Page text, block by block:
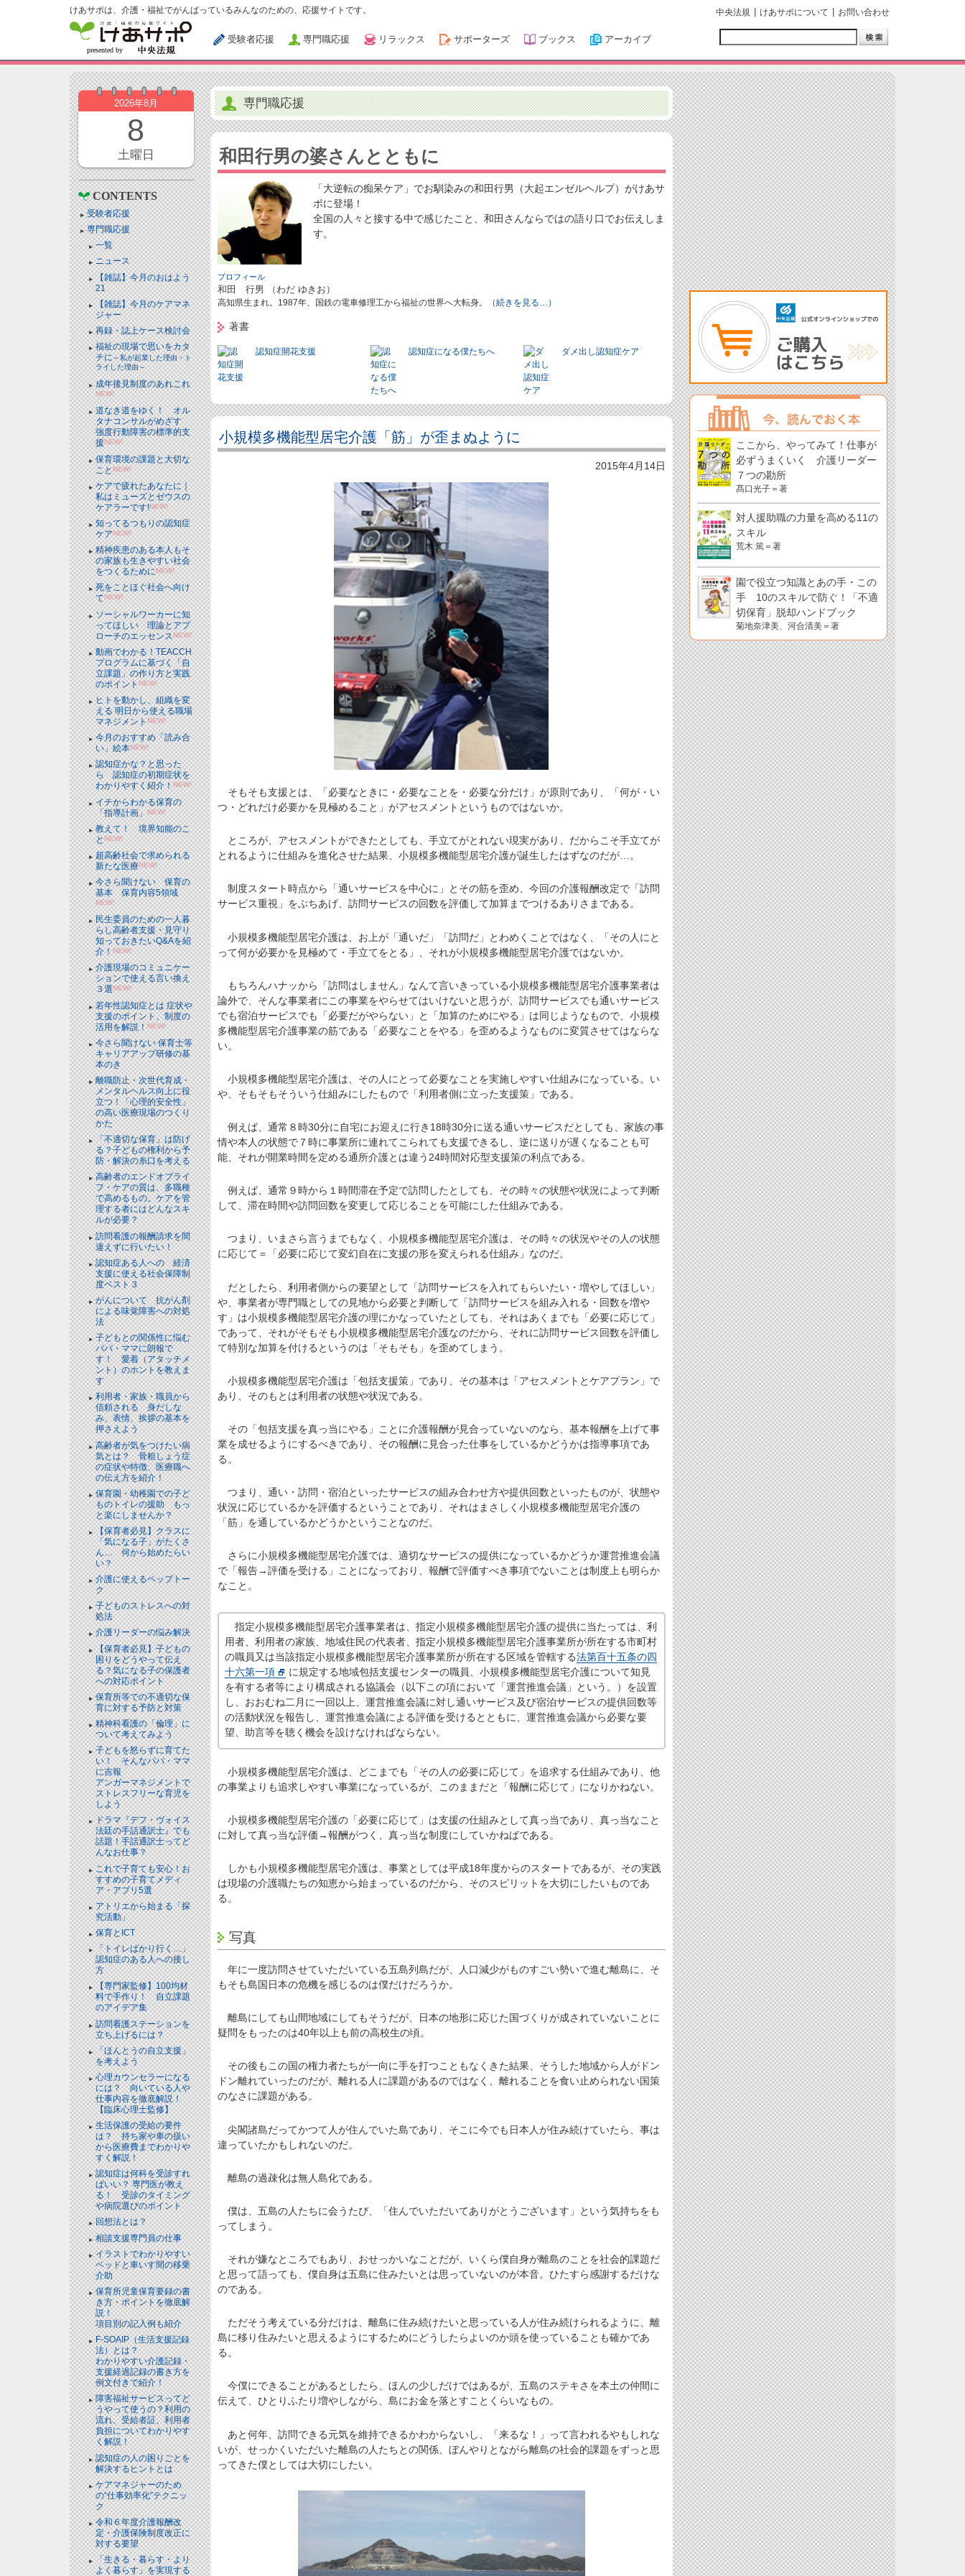
けあサポは、介護・福祉でがんばっているみんなのための、応援サイトです。
受験者応援 専門職応援 リラックス サポーターズ ブックス アーカイブ
中央法規 けあサポについて お問い合わせ
2026年8月
8
土曜日
CONTENTS
受験者応援
専門職応援
一覧
ニュース
【雑誌】今月のおはよう
21
【雑誌】今月のケアマネ
ジャー
再録・誌上ケース検討会
福祉の現場で思いをカタ
チに～私が起業した理由・ト
ライした理由～
成年後見制度のあれこれ
NEW!
道なき道をゆく！ オル
タナコンサルがめざす
強度行動障害の標準的支
援NEW!
保育環境の課題と大切な
ことNEW!
ケアで疲れたあなたに｜
私はミューズとゼウスの
ケアラーです!NEW!
知ってるつもりの認知症
ケアNEW!
精神疾患のある本人もそ
の家族も生きやすい社会
をつくるためにNEW!
死をことほぐ社会へ向け
てNEW!
ソーシャルワーカーに知
ってほしい 理論とアプ
ローチのエッセンスNEW!
動画でわかる！TEACCH
プログラムに基づく「自
立課題」の作り方と実践
のポイントNEW!
ヒトを動かし、組織を変
える 明日から使える職場
マネジメントNEW!
今月のおすすめ「読み合
い」絵本NEW!
認知症かな？と思った
ら 認知症の初期症状を
わかりやすく紹介！NEW!
イチからわかる保育の
「指導計画」NEW!
教えて！ 境界知能のこ
とNEW!
超高齢社会で求められる
新たな医療NEW!
今さら聞けない 保育の
基本 保育内容5領域
NEW!
民生委員のための一人暮
らし高齢者支援・見守り
知っておきたいQ&Aを紹
介！NEW!
介護現場のコミュニケー
ションで使える言い換え
３選NEW!
若年性認知症とは 症状や
支援のポイント、制度の
活用を解説！NEW!
今さら聞けない 保育士等
キャリアアップ研修の基
本のき
離職防止・次世代育成・
メンタルヘルス向上に役
立つ！「心理的安全性」
の高い医療現場のつくり
かた
「不適切な保育」は防げ
る？子どもの権利から予
防・解決の糸口を考える
高齢者のエンドオブライ
フ・ケアの質は、多職種
で高めるもの。ケアを管
理する者にはどんなスキ
ルが必要？
訪問看護の報酬請求を間
違えずに行いたい！
認知症ある人への 経済
支援に使える社会保障制
度ベスト３
がんについて 抗がん剤
による味覚障害への対処
法
子どもとの関係性に悩む
パパ・ママに朗報で
す！ 愛着（アタッチメ
ント）のホントを教えま
す
利用者・家族・職員から
信頼される 身だしな
み、表情、挨拶の基本を
押さえよう
高齢者が気をつけたい病
気とは？ 骨粗しょう症
の症状や特徴、医療職へ
の伝え方を紹介！
保育園・幼稚園での子ど
ものトイレの援助 もっ
と楽にしませんか？
【保育者必見】クラスに
「気になる子」がたくさ
ん… 何から始めたらい
い？
介護に使えるペップトー
ク
子どものストレスへの対
処法
介護リーダーの悩み解決
【保育者必見】子どもの
困りをどうやって伝え
る？気になる子の保護者
への対応ポイント
保育所等での不適切な保
育に対する予防と対策
精神科看護の「倫理」に
ついて考えてみよう
子どもを怒らずに育てた
い！ そんなパパ・ママ
に吉報
アンガーマネジメントで
ストレスフリーな育児を
しよう
ドラマ『デフ・ヴォイス
法廷の手話通訳士』でも
話題！手話通訳士ってど
んなお仕事？
これで子育ても安心！お
すすめの子育てメディ
ア・アプリ5選
アトリエから始まる「探
究活動」
保育とICT
「トイレばかり行く…」
認知症のある人への接し
方
【専門家監修】100均材
料で手作り！ 自立課題
のアイデア集
訪問看護ステーションを
立ち上げるには？
「ほんとうの自立支援」
を考えよう
心理カウンセラーになる
には？ 向いている人や
仕事内容を徹底解説！
【臨床心理士監修】
生活保護の受給の要件
は？ 持ち家や車の扱い
から医療費までわかりや
すく解説！
認知症は何科を受診すれ
ばいい？ 専門医が教え
る！ 受診のタイミング
や病院選びのポイント
回想法とは？
相談支援専門員の仕事
イラストでわかりやすい
ベッドと⾞いす間の移乗
介助
保育所児童保育要録の書
き方・ポイントを徹底解
説！
項目別の記入例も紹介
F-SOAIP（生活支援記録
法）とは？
わかりやすい介護記録・
支援経過記録の書き方を
例文付きで紹介！
障害福祉サービスってど
うやって使うの？利用の
流れ、受給者証、利用者
負担についてわかりやす
く解説！
認知症の人の困りごとを
解決するヒントとは
ケアマネジャーのため
の“仕事効率化”テクニッ
ク
令和６年度介護報酬改
定・介護保険制度改正に
対する要望
「生きる・暮らす・より
よく暮らす」を実現する
専門職応援
和田行男の婆さんとともに
「大逆転の痴呆ケア」でお馴染みの和田行男（大起エンゼルヘルプ）がけあサ
ポに登場！
全国の人々と接する中で感じたこと、和田さんならではの語り口でお伝えしま
す。
プロフィール
和田 行男 （わだ ゆきお）
高知県生まれ。1987年、国鉄の電車修理工から福祉の世界へ大転身。 （続きを見る…）
著書
認知症開花支援 認知症になる僕たちへ ダメ出し認知症ケア
小規模多機能型居宅介護「筋」が歪まぬように
2015年4月14日
そもそも支援とは、「必要なときに・必要なことを・必要な分だけ」が原則であり、「何が・い
つ・どれだけ必要かを見極めること」がアセスメントというものではないか。
ところが、アセスメントができたとしても、手立てがとれない現実があり、だからこそ手立てが
とれるように仕組みを進化させた結果、小規模多機能型居宅介護が誕生したはずなのだが…。
制度スタート時点から「通いサービスを中心に」とその筋を歪め、今回の介護報酬改定で「訪問
サービス重視」をぶちあげ、訪問サービスの回数を評価して加算までつけるありさまである。
小規模多機能型居宅介護は、お上が「通いだ」「訪問だ」とわめくことではなく、「その人にと
って何が必要かを見極めて・手立てをとる」、それが小規模多機能型居宅介護ではないか。
もちろんハナッから「訪問はしません」なんて言いきっている小規模多機能型居宅介護事業者は
論外で、そんな事業者にこの事業をやらせてはいけないと思うが、訪問サービスでも通いサービス
でも宿泊サービスでも「必要だがやらない」と「加算のためにやる」は同じようなもので、小規模
多機能型居宅介護事業の筋である「必要なことをやる」を歪めるようなものに変質させてはならな
い。
小規模多機能型居宅介護は、その人にとって必要なことを実施しやすい仕組みになっている。い
や、そもそもそういう仕組みにしたもので「利用者側に立った支援策」である。
例えば、通常８時30分に自宅にお迎えに行き18時30分に送る通いサービスだとしても、家族の事
情や本人の状態で７時に事業所に連れてこられても支援できるし、逆に送りが遅くなることも可
能、それが開業時間を定める通所介護とは違う24時間対応型支援策の利点である。
例えば、通常９時から１時間滞在予定で訪問したとしても、その時々の状態や状況によって判断
して、滞在時間や訪問回数を変更して応じることを可能にした仕組みである。
つまり、いまさら言うまでもなく、小規模多機能型居宅介護は、その時々の状況やその人の状態
に応じて＝「必要に応じて変幻自在に支援の形を変えられる仕組み」なのだ。
だとしたら、利用者側からの要望として「訪問サービスを入れてもらいたい・増やしてほしい」
や、事業者が専門職としての見地から必要と判断して「訪問サービスを組み入れる・回数を増や
す」は小規模多機能型居宅介護の理にかなっていたとしても、それはあくまでも「必要に応じて」
であって、それがそもそも小規模多機能型居宅介護なのだから、それに訪問サービス回数を評価し
て特別な加算を付けるというのは「そもそも」を歪めてしまう。
小規模多機能型居宅介護は「包括支援策」であり、その基本は「アセスメントとケアプラン」で
あり、そのもとは利用者の状態や状況である。
その「包括支援を真っ当にやる」ことに介護報酬が見合っていないのなら、基本報酬を上げて事
業を成せるようにするべきであり、その報酬に見合った仕事をしているかどうかは指導事項であ
る。
つまり、通い・訪問・宿泊といったサービスの組み合わせ方や提供回数といったものが、状態や
状況に応じているかを評価するということであり、それはまさしく小規模多機能型居宅介護の
「筋」を通しているかどうかということなのだ。
さらに小規模多機能型居宅介護では、適切なサービスの提供になっているかどうか運営推進会議
で「報告→評価を受ける」ことになっており、報酬で評価すべき事項でないことは制度上も明らか
なこと。
指定小規模多機能型居宅介護事業者は、指定小規模多機能型居宅介護の提供に当たっては、利
用者、利用者の家族、地域住民の代表者、指定小規模多機能型居宅介護事業所が所在する市町村
の職員又は当該指定小規模多機能型居宅介護事業所が所在する区域を管轄する法第百十五条の四
十六第一項
に規定する地域包括支援センターの職員、小規模多機能型居宅介護について知見
を有する者等により構成される協議会（以下この項において「運営推進会議」という。）を設置
し、おおむね二月に一回以上、運営推進会議に対し通いサービス及び宿泊サービスの提供回数等
の活動状況を報告し、運営推進会議による評価を受けるとともに、運営推進会議から必要な要
望、助言等を聴く機会を設けなければならない。
小規模多機能型居宅介護は、どこまでも「その人の必要に応じて」を追求する仕組みであり、他
の事業よりも追求しやすい事業になっているが、このままだと「報酬に応じて」になりかねない。
小規模多機能型居宅介護の「必要に応じて」は支援の仕組みとして真っ当であり、真っ当なこと
に対して真っ当な評価→報酬がつく、真っ当な制度にしていかねばである。
しかも小規模多機能型居宅介護は、事業としては平成18年度からのスタートであるが、その実践
は現場の介護職たちの知恵から始まっているのだから、そのスピリットを大切にしたいものであ
る。
写真
年に一度訪問させていただいている五島列島だが、人口減少がものすごい勢いで進む離島に、そ
もそも島国日本の危機を感じるのは僕だけだろうか。
離島にしても山間地域にしてもそうだが、日本の地形に応じた国づくりが成されていないことに
疑問をもったのは40年以上も前の高校生の頃。
その後もこの国の権力者たちが一向に手を打つこともなくきた結果、そうした地域から人がドン
ドン離れていったのだが、離れる人に課題があるのではなく、離れることを食い止められない国策
のなさに課題がある。
尖閣諸島だってかつて人が住んでいた島であり、そこに今でも日本人が住み続けていたら、事は
違っていたかもしれないのだ。
離島の過疎化は無人島化である。
僕は、五島の人たちに会うたび、「住んでいただいてありがとうございます」という気持ちをも
ってしまう。
それが嫌なところでもあり、おせっかいなことだが、いくら僕自身が離島のことを社会的課題だ
と思って語っても、僕自身は五島に住みたいとは思っていないのが本音。ひたすら感謝するだけな
のである。
ただそう考えている分だけは、離島に住み続けたいと思っている人が住み続けられるように、離
島に移り住みたいと思えるようにするためにどうしたらよいのか頭を使っていることも確かであ
る。
今僕にできることがあるとしたら、ほんの少しだけではあるが、五島のステキさを本土の仲間に
伝えて、ひとりふたり増やしながら、島にお金を落とすことくらいなもの。
あと何年、訪問できる元気を維持できるかわからないし、「来るな！」って言われるやもしれな
いが、せっかくいただいた離島の人たちとの関係、ぼんやりとながら離島の社会的課題をずっと思
ってきた僕としては大切にしたい。
ここから、やってみて！仕事が
必ずうまくいく 介護リーダー
７つの勘所
髙口光子＝著
対人援助職の力量を高める11の
スキル
荒木 篤＝著
園で役立つ知識とあの手・この
手 10のスキルで防ぐ！「不適
切保育」脱却ハンドブック
菊地奈津美、河合清美＝著